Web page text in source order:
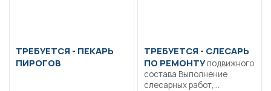
ТРЕБУЕТСЯ - ПЕКАРЬ
ПИРОГОВ
ТРЕБУЕТСЯ - СЛЕСАРЬ
ПО РЕМОНТУподвижного
состава Выполнение
слесарных работ,